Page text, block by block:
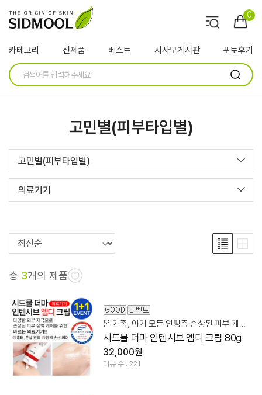
0
카테고리 신제품 베스트 시사모게시판 포토후기
고민별(피부타입별)
고민별(피부타입별)
의료기기
총 3개의 제품
온 가족, 아기 모든 연령층 손상된 피부 케어 바르는 의료기기
시드물 더마 인텐시브 엠디 크림 80g
32,000원
리뷰 수 : 221